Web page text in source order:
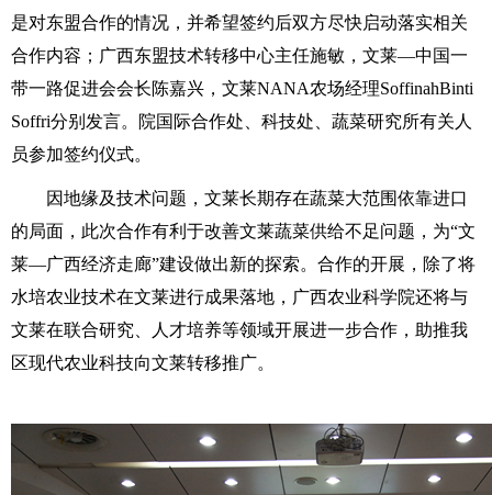
是对东盟合作的情况，并希望签约后双方尽快启动落实相关
合作内容；广西东盟技术转移中心主任施敏，文莱—中国一
带一路促进会会长陈嘉兴，文莱NANA农场经理SoffinahBinti
Soffri分别发言。院国际合作处、科技处、蔬菜研究所有关人
员参加签约仪式。
因地缘及技术问题，文莱长期存在蔬菜大范围依靠进口
的局面，此次合作有利于改善文莱蔬菜供给不足问题，为“文
莱—广西经济走廊”建设做出新的探索。合作的开展，除了将
水培农业技术在文莱进行成果落地，广西农业科学院还将与
文莱在联合研究、人才培养等领域开展进一步合作，助推我
区现代农业科技向文莱转移推广。